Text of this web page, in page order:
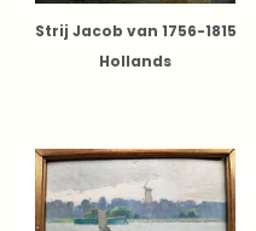
Strij Jacob van 1756-1815
Hollands